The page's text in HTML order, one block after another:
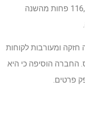
ליום ראש הממשלה השנה. זה בערך 116,000 פחות מהשנה
ומעורבות לקוחות
החברה הוסיפה כי היא
פרטים.